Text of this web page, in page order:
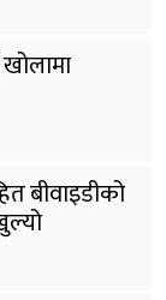
बीवाइडीको